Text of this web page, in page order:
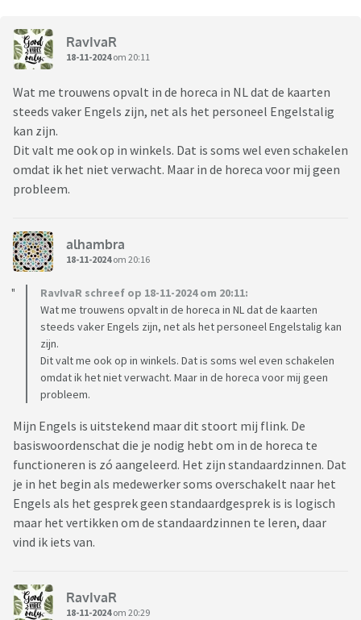
RavIvaR
18-11-2024om 20:11
Wat me trouwens opvalt in de horeca in NL dat de kaarten
steeds vaker Engels zijn, net als het personeel Engelstalig
kan zijn.
Dit valt me ook op in winkels. Dat is soms wel even schakelen
omdat ik het niet verwacht. Maar in de horeca voor mij geen
probleem.
alhambra
18-11-2024om 20:16
RavIvaR schreef op 18-11-2024 om 20:11:
Wat me trouwens opvalt in de horeca in NL dat de kaarten
steeds vaker Engels zijn, net als het personeel Engelstalig kan
zijn.
Dit valt me ook op in winkels. Dat is soms wel even schakelen
omdat ik het niet verwacht. Maar in de horeca voor mij geen
probleem.
Mijn Engels is uitstekend maar dit stoort mij flink. De
basiswoordenschat die je nodig hebt om in de horeca te
functioneren is zó aangeleerd. Het zijn standaardzinnen. Dat
je in het begin als medewerker soms overschakelt naar het
Engels als het gesprek geen standaardgesprek is is logisch
maar het vertikken om de standaardzinnen te leren, daar
vind ik iets van.
RavIvaR
18-11-2024om 20:29